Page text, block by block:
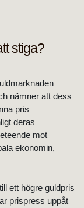
stiga?
nämner att dess
pris
deras
mot
ekonomin,
ett högre guldpris
prispress uppåt